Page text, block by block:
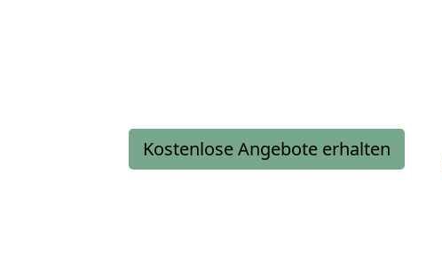
Kostenlose Angebote erhalten